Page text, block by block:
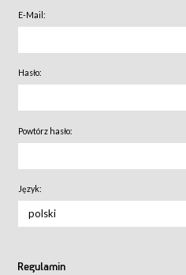
E-Mail:
Hasło:
Powtórz hasło:
Język:
polski
Regulamin